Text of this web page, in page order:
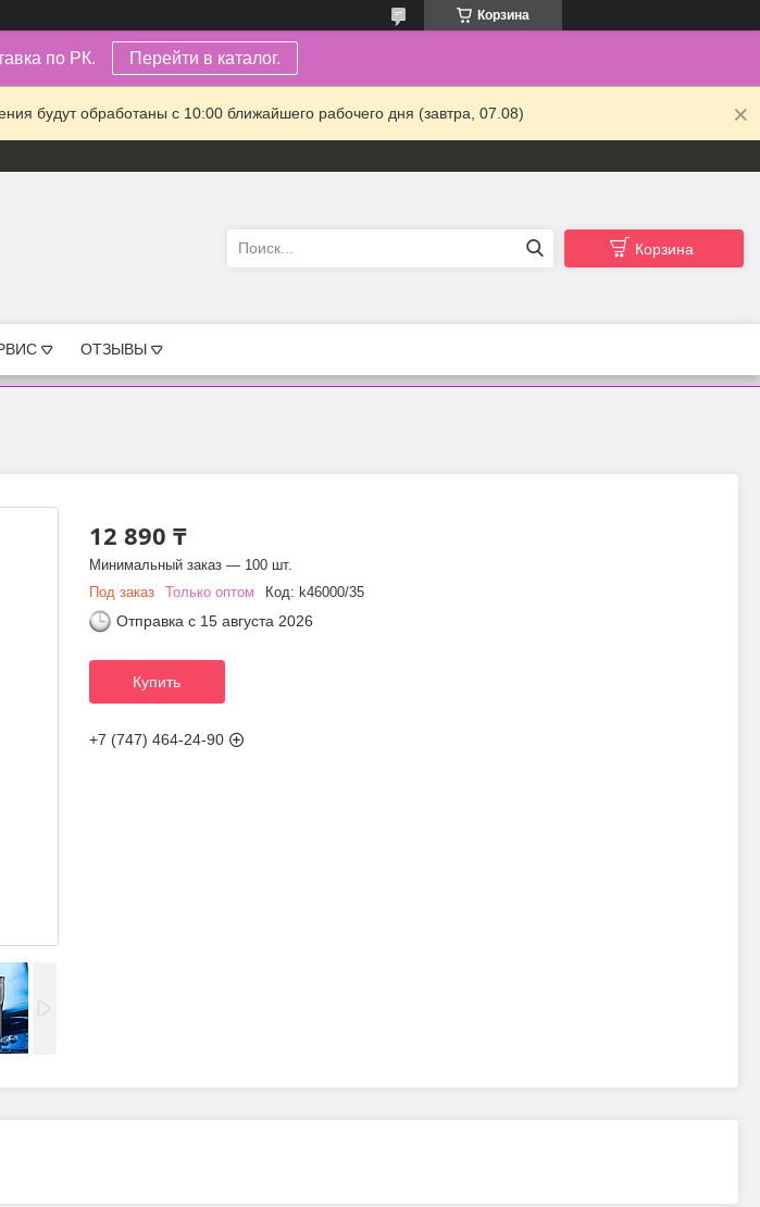
Корзина
по РК. Перейти в каталог.
будут обработаны с 10:00 ближайшего рабочего дня (завтра, 07.08)
Корзина
ОТЗЫВЫ
12 890 ₸
Минимальный заказ — 100 шт.
Под заказ
Только оптом Код: k46000/35
Отправка с 15 августа 2026
Купить
+7 (747) 464-24-90